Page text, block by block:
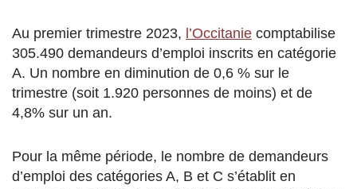
Au premier trimestre 2023, l’Occitanie comptabilise
305.490 demandeurs d’emploi inscrits en catégorie
A. Un nombre en diminution de 0,6 % sur le
trimestre (soit 1.920 personnes de moins) et de
4,8% sur un an.
Pour la même période, le nombre de demandeurs
d’emploi des catégories A, B et C s’établit en